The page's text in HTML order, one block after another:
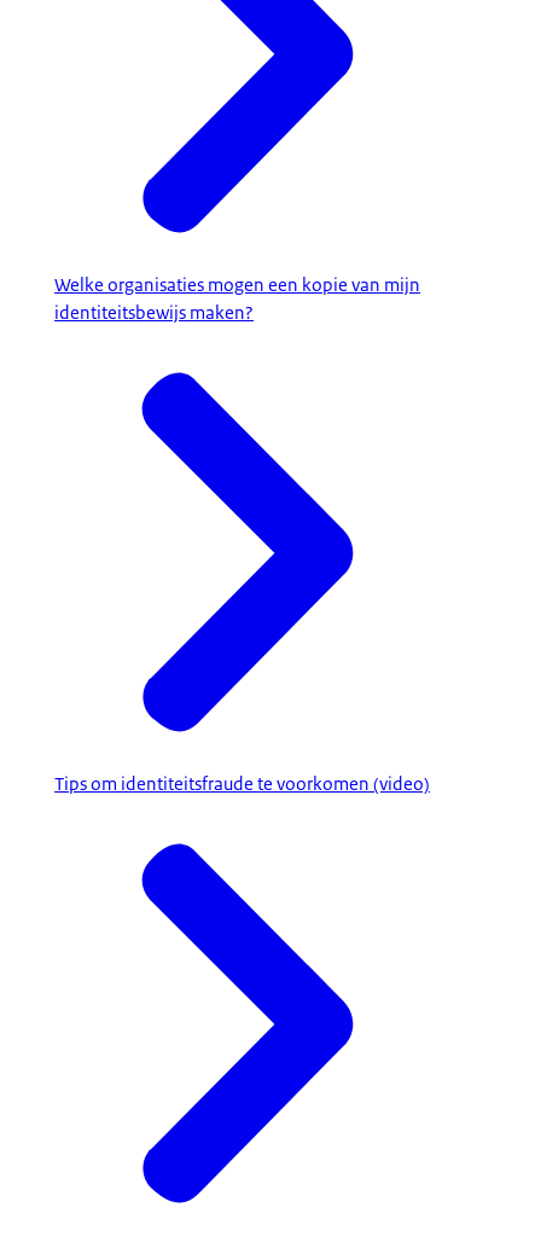
Welke organisaties mogen een kopie van mijn
identiteitsbewijs maken?
Tips om identiteitsfraude te voorkomen (video)